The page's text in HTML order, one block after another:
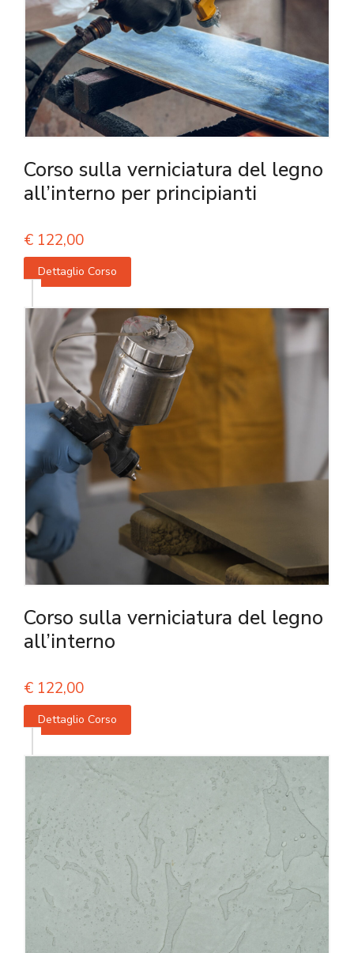
Corso sulla verniciatura del legno
all’interno per principianti
€ 122,00
Dettaglio Corso
Corso sulla verniciatura del legno
all’interno
€ 122,00
Dettaglio Corso